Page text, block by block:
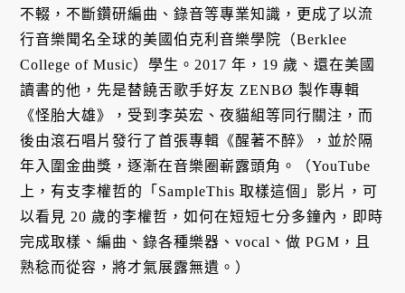
不輟，不斷鑽研編曲、錄音等專業知識，更成了以流
行音樂聞名全球的美國伯克利音樂學院（Berklee
College of Music）學生。2017 年，19 歲、還在美國
讀書的他，先是替饒舌歌手好友 ZENBØ 製作專輯
《怪胎大雄》，受到李英宏、夜貓組等同行關注，而
後由滾石唱片發行了首張專輯《醒著不醉》，並於隔
年入圍金曲獎，逐漸在音樂圈嶄露頭角。（YouTube
上，有支李權哲的「SampleThis 取樣這個」影片，可
以看見 20 歲的李權哲，如何在短短七分多鐘內，即時
完成取樣、編曲、錄各種樂器、vocal、做 PGM，且
熟稔而從容，將才氣展露無遺。）